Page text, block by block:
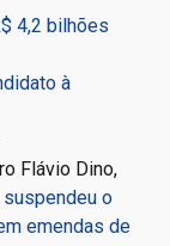
4,2 bilhões
à
Flávio Dino,
suspendeu o
emendas de